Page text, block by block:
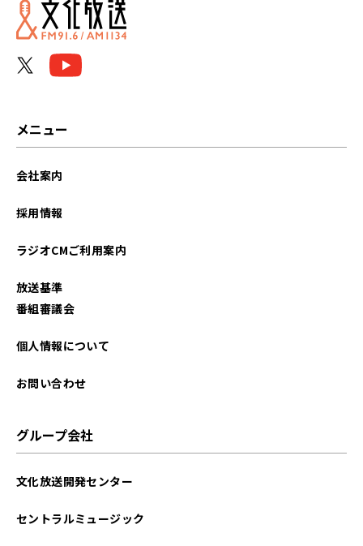
2026年04月
2025年07月
2025年04月
メニュー
会社案内
採用情報
ラジオCMご利用案内
放送基準
番組審議会
個人情報について
お問い合わせ
グループ会社
文化放送開発センター
セントラルミュージック